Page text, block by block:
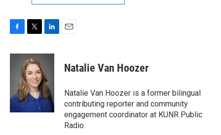
c
k
i
t
t
e
r
n
e
d
I
n
Natalie Van Hoozer
Natalie Van Hoozer is a former bilingual
contributing reporter and community
engagement coordinator at KUNR Public
Radio.